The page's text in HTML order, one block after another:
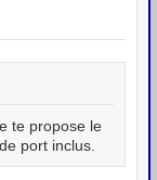
te propose le
port inclus.